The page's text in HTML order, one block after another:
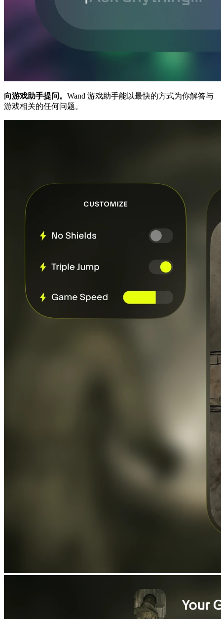
向游戏助手提问。 Wand 游戏助手能以最快的方式为你解答与
游戏相关的任何问题。